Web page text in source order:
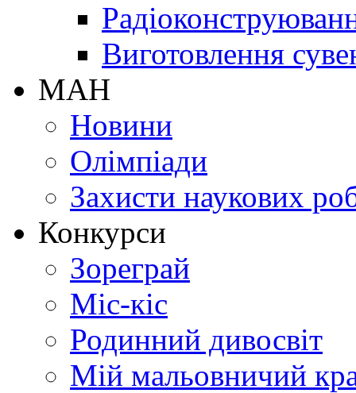
Виготовлення
МАН
Новини
Олімпіади
Захисти наукових
Конкурси
Зореграй
Міс-кіс
Родинний дивосвіт
Мій мальовничий